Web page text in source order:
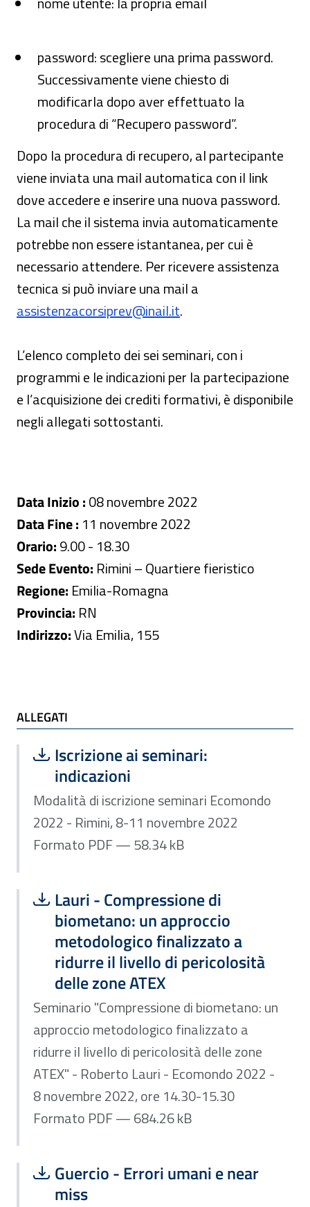
password: scegliere una prima password.
Successivamente viene chiesto di
modificarla dopo aver effettuato la
procedura di “Recupero password”.
Dopo la procedura di recupero, al partecipante
viene inviata una mail automatica con il link
dove accedere e inserire una nuova password.
La mail che il sistema invia automaticamente
potrebbe non essere istantanea, per cui è
necessario attendere. Per ricevere assistenza
tecnica si può inviare una mail a
assistenzacorsiprev@inail.it.
L’elenco completo dei sei seminari, con i
programmi e le indicazioni per la partecipazione
e l’acquisizione dei crediti formativi, è disponibile
negli allegati sottostanti.
Data Inizio :08 novembre 2022
Data Fine : 11 novembre 2022
Orario:9.00 - 18.30
Sede Evento: Rimini – Quartiere fieristico
Regione: Emilia-Romagna
Provincia: RN
Indirizzo:Via Emilia, 155
ALLEGATI e TI POTREBBE INTERESSARE
ALLEGATI
Scarica file:
Iscrizione ai seminari:
indicazioni
Formato PDF — Dimensione 58.34 kB
Modalità di iscrizione seminari Ecomondo
2022 - Rimini, 8-11 novembre 2022
Formato PDF — 58.34 kB
Scarica file:
Lauri - Compressione di
biometano: un approccio
metodologico finalizzato a
ridurre il livello di pericolosità
delle zone ATEX
Formato PDF — Dimensione 684.26 kB
Seminario "Compressione di biometano: un
approccio metodologico finalizzato a
ridurre il livello di pericolosità delle zone
ATEX" - Roberto Lauri - Ecomondo 2022 -
8 novembre 2022, ore 14.30-15.30
Formato PDF — 684.26 kB
Scarica file:
Guercio - Errori umani e near
miss
Formato PDF — Dimensione 511.47 kB